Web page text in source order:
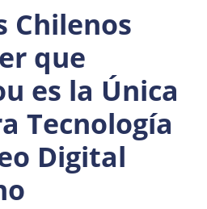
Chilenos
que
es la Única
Tecnología
Digital